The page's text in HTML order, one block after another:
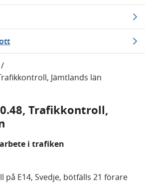
/
Jämtlands län
Trafikkontroll,
i trafiken
E14, Svedje, bötfälls 21 förare